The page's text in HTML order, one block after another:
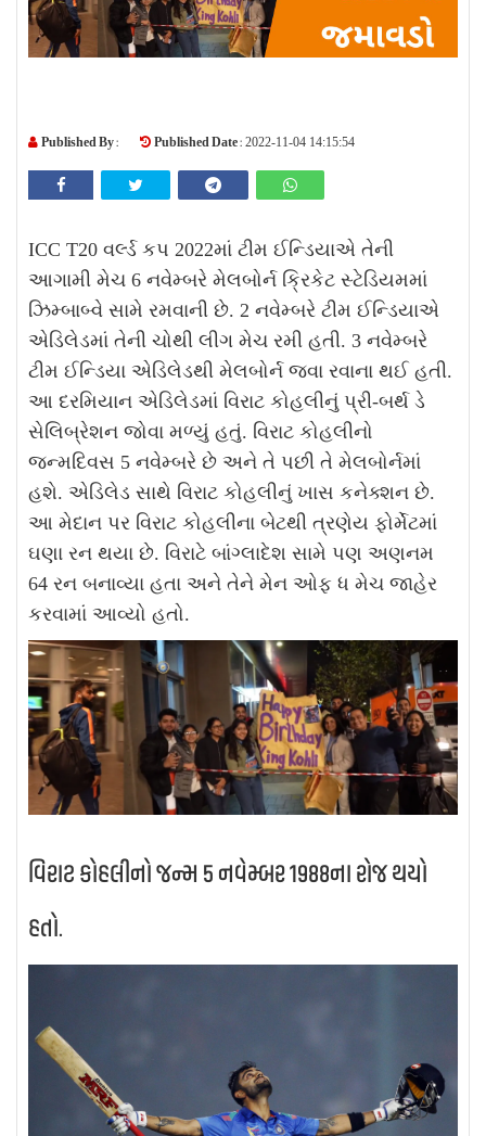
Published By : Published Date : 2022-11-04 14:15:54
ICC T20 વર્લ્ડ કપ 2022માં ટીમ ઈન્ડિયાએ તેની
આગામી મેચ 6 નવેમ્બરે મેલબોર્ન ક્રિકેટ સ્ટેડિયમમાં
ઝિમ્બાબ્વે સામે રમવાની છે. 2 નવેમ્બરે ટીમ ઈન્ડિયાએ
એડિલેડમાં તેની ચોથી લીગ મેચ રમી હતી. 3 નવેમ્બરે
ટીમ ઈન્ડિયા એડિલેડથી મેલબોર્ન જવા રવાના થઈ હતી.
આ દરમિયાન એડિલેડમાં વિરાટ કોહલીનું પ્રી-બર્થ ડે
સેલિબ્રેશન જોવા મળ્યું હતું. વિરાટ કોહલીનો
જન્મદિવસ 5 નવેમ્બરે છે અને તે પછી તે મેલબોર્નમાં
હશે. એડિલેડ સાથે વિરાટ કોહલીનું ખાસ કનેક્શન છે.
આ મેદાન પર વિરાટ કોહલીના બેટથી ત્રણેય ફોર્મેટમાં
ઘણા રન થયા છે. વિરાટે બાંગ્લાદેશ સામે પણ અણનમ
64 રન બનાવ્યા હતા અને તેને મેન ઓફ ધ મેચ જાહેર
કરવામાં આવ્યો હતો.
વિરાટ કોહલીનો જન્મ 5 નવેમ્બર 1988ના રોજ થયો
હતો.